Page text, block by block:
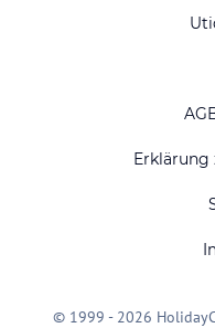
Erklärung
© 1999 - 2026